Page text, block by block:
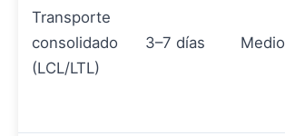
Transporte
consolidado
(LCL/LTL)
3–7 días Medio